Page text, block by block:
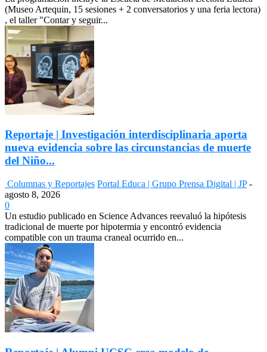
(Museo Artequin, 15 sesiones + 2 conversatorios y una feria lectora)
, el taller "Contar y seguir...
Reportaje | Investigación interdisciplinaria aporta
nueva evidencia sobre las circunstancias de muerte
del Niño...
Columnas y Reportajes Portal Educa | Grupo Prensa Digital | JP -
agosto 8, 2026
0
Un estudio publicado en Science Advances reevaluó la hipótesis
tradicional de muerte por hipotermia y encontró evidencia
compatible con un trauma craneal ocurrido en...